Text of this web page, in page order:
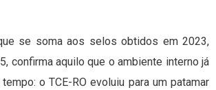
se soma aos selos obtidos em 2023,
confirma aquilo que o ambiente interno já
o TCE-RO evoluiu para um patamar